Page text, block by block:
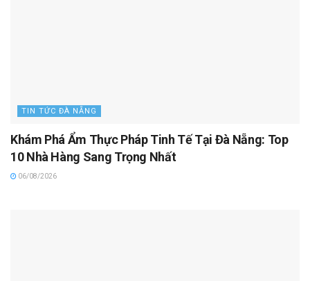
TIN TỨC ĐÀ NẴNG
Khám Phá Ẩm Thực Pháp Tinh Tế Tại Đà Nẵng: Top
10 Nhà Hàng Sang Trọng Nhất
06/08/2026